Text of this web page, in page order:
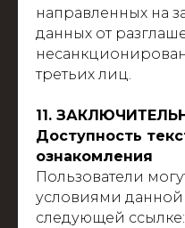
направленных на
данных от
третьих лиц.
11.
Доступность
ознакомления
Пользователи
условиями
следующей ссылке: